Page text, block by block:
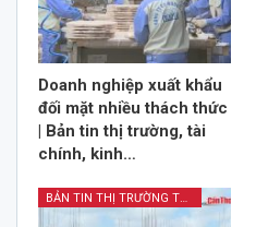
Doanh nghiệp xuất khẩu
đối mặt nhiều thách thức
| Bản tin thị trường, tài
chính, kinh…
BẢN TIN THỊ TRƯỜNG TÀI CHÍNH KINH DOANH